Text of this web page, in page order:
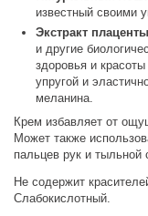
известный своими
Экстракт
и другие
здоровья и
упругой и
меланина.
Крем избавляет от
Может также
пальцев рук и тыльной
Не содержит
Слабокислотный.